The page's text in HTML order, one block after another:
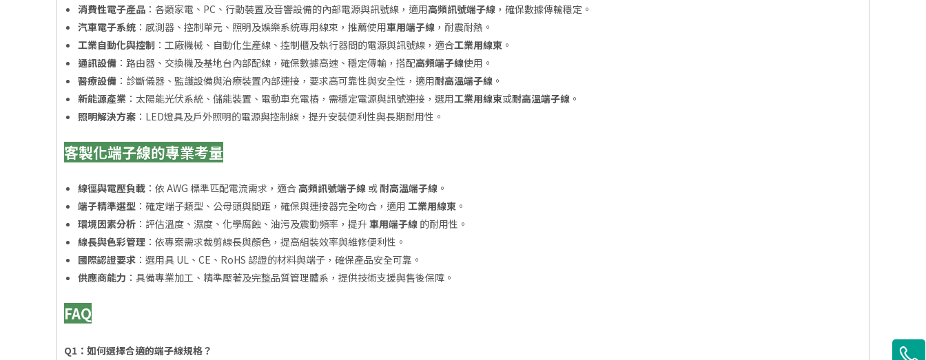
消費性電子產品 ：各類家電、PC、行動裝置及音響設備的內部電源與訊號線，適用高頻訊號端子線 ，確保數據傳輸穩定。
汽車電子系統 ：感測器、控制單元、照明及娛樂系統專用線束，推薦使用車用端子線 ，耐震耐熱。
工業自動化與控制 ：工廠機械、自動化生產線、控制櫃及執行器間的電源與訊號線，適合工業用線束 。
通訊設備 ：路由器、交換機及基地台內部配線，確保數據高速、穩定傳輸，搭配高頻端子線使用。
醫療設備 ：診斷儀器、監護設備與治療裝置內部連接，要求高可靠性與安全性，適用耐高溫端子線 。
新能源產業 ：太陽能光伏系統、儲能裝置、電動車充電樁，需穩定電源與訊號連接，選用工業用線束或耐高溫端子線 。
照明解決方案 ：LED燈具及戶外照明的電源與控制線，提升安裝便利性與長期耐用性。
客製化端子線的專業考量
線徑與電壓負載 ：依 AWG 標準匹配電流需求，適合高頻訊號端子線 或耐高溫端子線 。
端子精準選型 ：確定端子類型、公母頭與間距，確保與連接器完全吻合，適用 工業用線束 。
環境因素分析 ：評估溫度、濕度、化學腐蝕、油污及震動頻率，提升 車用端子線 的耐用性。
線長與色彩管理 ：依專案需求裁剪線長與顏色，提高組裝效率與維修便利性。
國際認證要求 ：選用具 UL、CE、RoHS 認證的材料與端子，確保產品安全可靠。
供應商能力 ：具備專業加工、精準壓著及完整品質管理體系，提供技術支援與售後保障。
FAQ
Q1：如何選擇合適的端子線規格？